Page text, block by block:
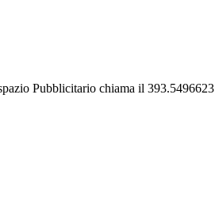
Pubblicitario chiama il 393.5496623